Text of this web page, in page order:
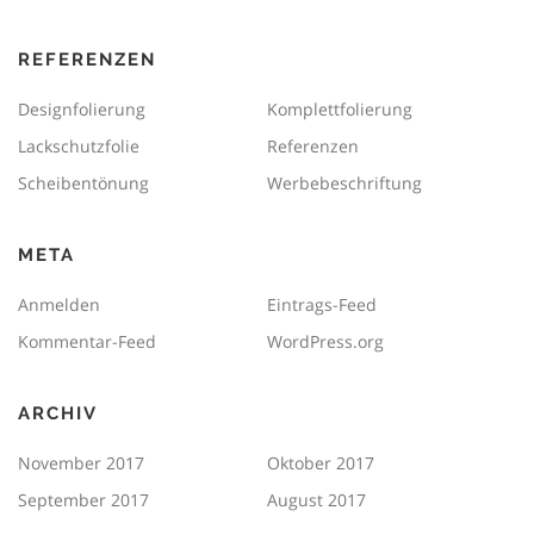
REFERENZEN
Designfolierung
Komplettfolierung
Lackschutzfolie
Referenzen
Scheibentönung
Werbebeschriftung
META
Anmelden
Eintrags-Feed
Kommentar-Feed
WordPress.org
ARCHIV
November 2017
Oktober 2017
September 2017
August 2017